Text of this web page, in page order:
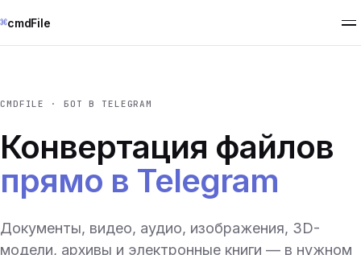
⌘cmdFile
CMDFILE · БОТ В TELEGRAM
Конвертация файлов
прямо в Telegram
Документы, видео, аудио, изображения, 3D-
модели, архивы и электронные книги — в нужном